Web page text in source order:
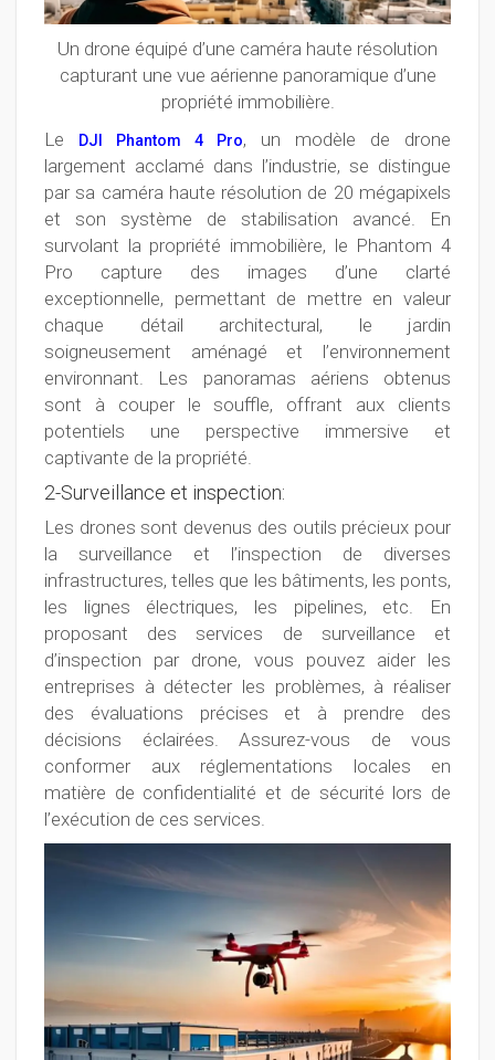
Un drone équipé d’une caméra haute résolution
capturant une vue aérienne panoramique d’une
propriété immobilière.
Le
DJI Phantom 4 Pro, un modèle de drone
largement acclamé dans l’industrie, se distingue
par sa caméra haute résolution de 20 mégapixels
et son système de stabilisation avancé. En
survolant la propriété immobilière, le Phantom 4
Pro capture des images d’une clarté
exceptionnelle, permettant de mettre en valeur
chaque détail architectural, le jardin
soigneusement aménagé et l’environnement
environnant. Les panoramas aériens obtenus
sont à couper le souffle, offrant aux clients
potentiels une perspective immersive et
captivante de la propriété.
2-Surveillance et inspection:
Les drones sont devenus des outils précieux pour
la surveillance et l’inspection de diverses
infrastructures, telles que les bâtiments, les ponts,
les lignes électriques, les pipelines, etc. En
proposant des services de surveillance et
d’inspection par drone, vous pouvez aider les
entreprises à détecter les problèmes, à réaliser
des évaluations précises et à prendre des
décisions éclairées. Assurez-vous de vous
conformer aux réglementations locales en
matière de confidentialité et de sécurité lors de
l’exécution de ces services.